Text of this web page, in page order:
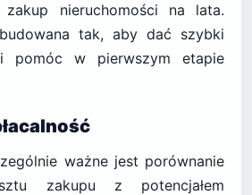
nieruchomości na lata.
tak, aby dać szybki
pomóc w pierwszym etapie
ważne jest porównanie
zakupu z potencjałem